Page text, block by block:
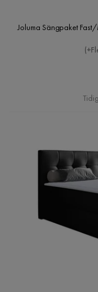
Joluma Sängpaket